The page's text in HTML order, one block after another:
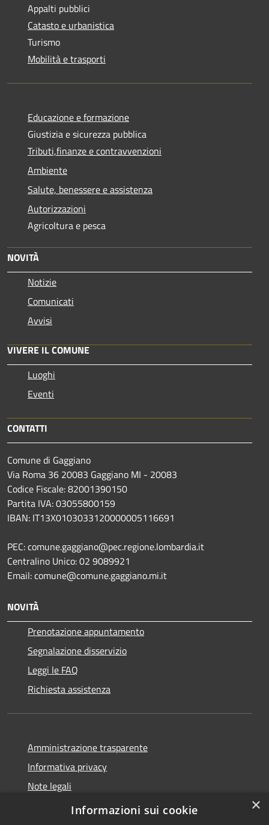
Appalti pubblici
Catasto e urbanistica
Turismo
Mobilità e trasporti
Educazione e formazione
Giustizia e sicurezza pubblica
Tributi,finanze e contravvenzioni
Ambiente
Salute, benessere e assistenza
Autorizzazioni
Agricoltura e pesca
NOVITÀ
Notizie
Comunicati
Avvisi
VIVERE IL COMUNE
Luoghi
Eventi
CONTATTI
Comune di Gaggiano
Via Roma 36 20083 Gaggiano MI - 20083
Codice Fiscale: 82001390150
Partita IVA: 03055800159
IBAN: IT13X0103033120000005116691
PEC: comune.gaggiano@pec.regione.lombardia.it
Centralino Unico: 02 9089921
Email: comune@comune.gaggiano.mi.it
NOVITÀ
Prenotazione appuntamento
Segnalazione disservizio
Leggi le FAQ
Richiesta assistenza
Amministrazione trasparente
Informativa privacy
Note legali
Dichiarazione di accessibilità
×
Informazioni sui cookie